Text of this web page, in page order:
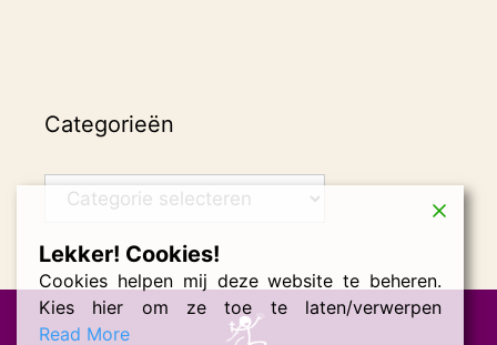
Categorieën
Categorieën
Lekker! Cookies!
Cookies helpen mij deze website te beheren.
Kies hier om ze toe te laten/verwerpen
Read More